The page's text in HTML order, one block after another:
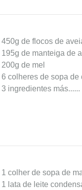
450g de flocos de
195g de manteiga de
200g de mel
6 colheres de sopa de
3 ingredientes más...
1 colher de sopa de
1 lata de leite